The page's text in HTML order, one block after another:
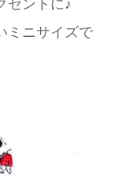
ミニサイズで